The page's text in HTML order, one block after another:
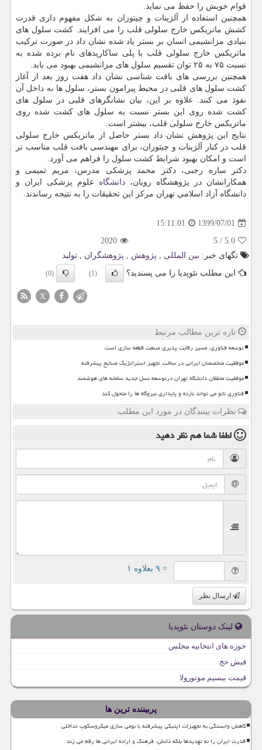
قوام خویش را حفظ می نماید.
همچنین استفاده از آلژینات و چیتوزان به شکل مفهوم داری قدرت
کشش ماتریکس خارج سلولی قلب را می افزایند. کشت سلول های
بنیادی مزانشیمی انسان بر بستر یاد شده نشان داد در صورت ترکیب
ماتریکس خارج سلولی قلب با پلی ساکاریدهای نام برده شده به
نسبت ۷۵ به ۲۵ توان تقسیم سلول های مزانشیمی بهبود می یابد.
همچنین بررسی های بافت شناسی نشان داد هفت روز بعد از آغاز
کشت سلول های قلبی در محیط پیرامون بستر، سلول ها به داخل آن
نفوذ می کنند. علاوه بر این، بیان نشانگرهای قلبی در سلول های
کشت شده روی این بستر نسبت به سلول های کشت شده روی
ماتریکس خارج سلولی قلب، بیشتر است.
نتایج این پژوهش نشان داد بستر حاصل از ماتریکس خارج سلولی
قلب در کنار آلژینات و چیتوزان، برای مهندسی بافت قلب مناسب تر
است و امکان بهبود شرایط کشت سلول را فراهم می آورد.
دکتر ساره رجبی، دکتر محمد پزشکی مدرس، مریم تمیمی و
همکارانشان در پژوهشگاه رویان، دانشگاه علوم پزشکی ایران و
دانشگاه آزاد اسلامی تهران مرکز این تحقیقات را به نتیجه رساندند.
1399/07/01
15:11:01
5.0
/
5
2020
تگهای خبر: بین المللی , پژوهش , پژوهشگران , تولید
این مطلب نئوپدیا را می پسندید؟
(1)
(0)
X
تازه ترین مطالب مرتبط
توسعه فناوری، مسیر رقابت پذیری صنعت قطعه سازی است
موفقیت متخصصان ایرانی در ساخت تجهیز استراتژیک صنایع پیشرفته
موفقیت محققان دانشگاه تهران درتوسعه نسل جدید سامانه های هوشمند
فناوری نانو می تواند بازده و پایداری نیروگاه ها را متحول کند
نظرات بینندگان در مورد این مطلب
لطفا شما همنظر دهید
= ۹ بعلاوه ۱
ارسال نظر
لینک دوستان نئوپدیا
حوزه های انتخابیه مجلس
فیش حج
قیمت بیسیم موتورولا
پربیننده ترین ها
کاهش وابستگی به تجهیزات اپتیکی پیشرفته با بومی سازی میکروسکوپ تداخلی
قدرت ایران را نه تهدیدها بلکه دانش، فرهنگ و اراده ایرانی ها رقم می زند